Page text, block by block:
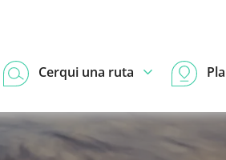
Cerqui una ruta